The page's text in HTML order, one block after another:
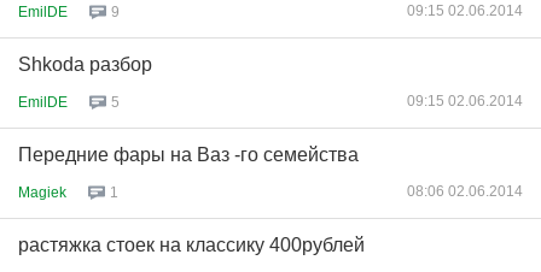
EmilDE 9 09:15 02.06.2014
Shkoda разбор
EmilDE 5 09:15 02.06.2014
Передние фары на Ваз -го семейства
Magiek 1 08:06 02.06.2014
растяжка стоек на классику 400рублей